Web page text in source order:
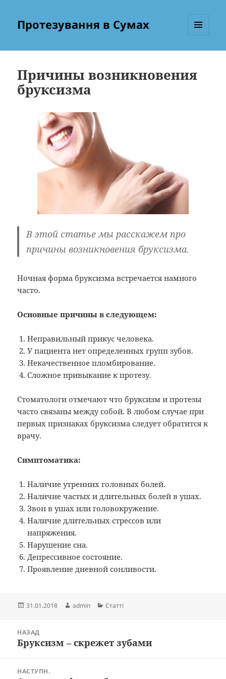
Протезування в Сумах
Причины возникновения
бруксизма
В этой статье мы расскажем про
причины возникновения бруксизма.
Ночная форма бруксизма встречается намного
часто.
Основные причины в следующем:
Неправильный прикус человека.
У пациента нет определенных групп зубов.
Некачественное пломбирование.
Сложное привыкание к протезу.
Стоматологи отмечают что бруксизм и протезы
часто связаны между собой. В любом случае при
первых признаках бруксизма следует обратится к
врачу.
Симптоматика:
Наличие утренних головных болей.
Наличие частых и длительных болей в ушах.
Звон в ушах или головокружение.
Наличие длительных стрессов или
напряжения.
Нарушение сна.
Депрессивное состояние.
Проявление дневной сонливости.
Опубліковано
31.01.2018 Автор
admin Категорії
Статті
записівНАЗАД
Попередній
Бруксизм – скрежет зубами
НАСТУПН.